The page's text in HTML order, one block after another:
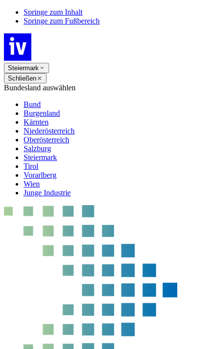
Springe zum Inhalt
Springe zum Fußbereich
Steiermark
Schließen
Bundesland auswählen
Bund
Burgenland
Kärnten
Niederösterreich
Oberösterreich
Salzburg
Steiermark
Tirol
Vorarlberg
Wien
Junge Industrie